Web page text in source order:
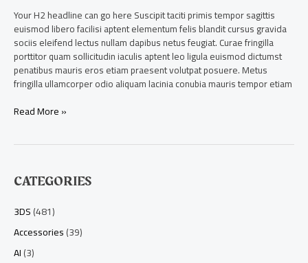
Your H2 headline can go here Suscipit taciti primis tempor sagittis
euismod libero facilisi aptent elementum felis blandit cursus gravida
sociis eleifend lectus nullam dapibus netus feugiat. Curae fringilla
porttitor quam sollicitudin iaculis aptent leo ligula euismod dictumst
penatibus mauris eros etiam praesent volutpat posuere. Metus
fringilla ullamcorper odio aliquam lacinia conubia mauris tempor etiam
Read More »
CATEGORIES
3DS(481)
Accessories(39)
AI(3)